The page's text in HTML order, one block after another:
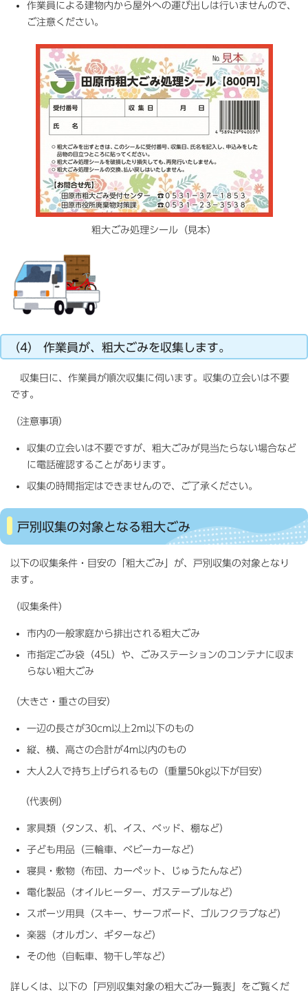
作業員による建物内から屋外への運び出しは行いませんので、
ご注意ください。
粗大ごみ処理シール（見本）
（4） 作業員が、粗大ごみを収集します。
収集日に、作業員が順次収集に伺います。収集の立会いは不要
です。
（注意事項）
収集の立会いは不要ですが、粗大ごみが見当たらない場合など
に電話確認することがあります。
収集の時間指定はできませんので、ご了承ください。
戸別収集の対象となる粗大ごみ
以下の収集条件・目安の「粗大ごみ」が、戸別収集の対象となり
ます。
（収集条件）
市内の一般家庭から排出される粗大ごみ
市指定ごみ袋（45L）や、ごみステーションのコンテナに収ま
らない粗大ごみ
（大きさ・重さの目安）
一辺の長さが30cm以上2m以下のもの
縦、横、高さの合計が4m以内のもの
大人2人で持ち上げられるもの（重量50kg以下が目安）
（代表例）
家具類（タンス、机、イス、ベッド、棚など）
子ども用品（三輪車、ベビーカーなど）
寝具・敷物（布団、カーペット、じゅうたんなど）
電化製品（オイルヒーター、ガステーブルなど）
スポーツ用具（スキー、サーフボード、ゴルフクラブなど）
楽器（オルガン、ギターなど）
その他（自転車、物干し竿など）
詳しくは、以下の「戸別収集対象の粗大ごみ一覧表」をご覧くだ